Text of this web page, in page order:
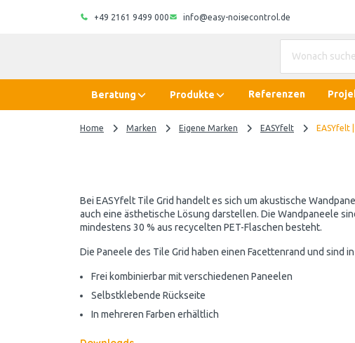
+49 2161 9499 000 info@easy-noisecontrol.de
Beratung Produkte Referenzen
Home Marken Eigene Marken EASYfelt EASYfelt
Bei EASYfelt Tile Grid handelt es sich um akustische
auch eine ästhetische Lösung darstellen. Die Wandpaneele
mindestens 30 % aus recycelten PET-Flaschen besteht.
Die Paneele des Tile Grid haben einen Facettenrand und sind
Frei kombinierbar mit verschiedenen Paneelen
Selbstklebende Rückseite
In mehreren Farben erhältlich